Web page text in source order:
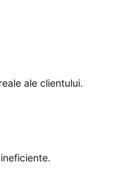
ale clientului.